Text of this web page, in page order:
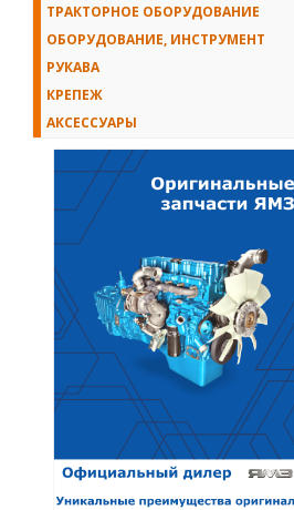
ТРАКТОРНОЕ ОБОРУДОВАНИЕ
ОБОРУДОВАНИЕ, ИНСТРУМЕНТ
РУКАВА
КРЕПЕЖ
АКСЕССУАРЫ